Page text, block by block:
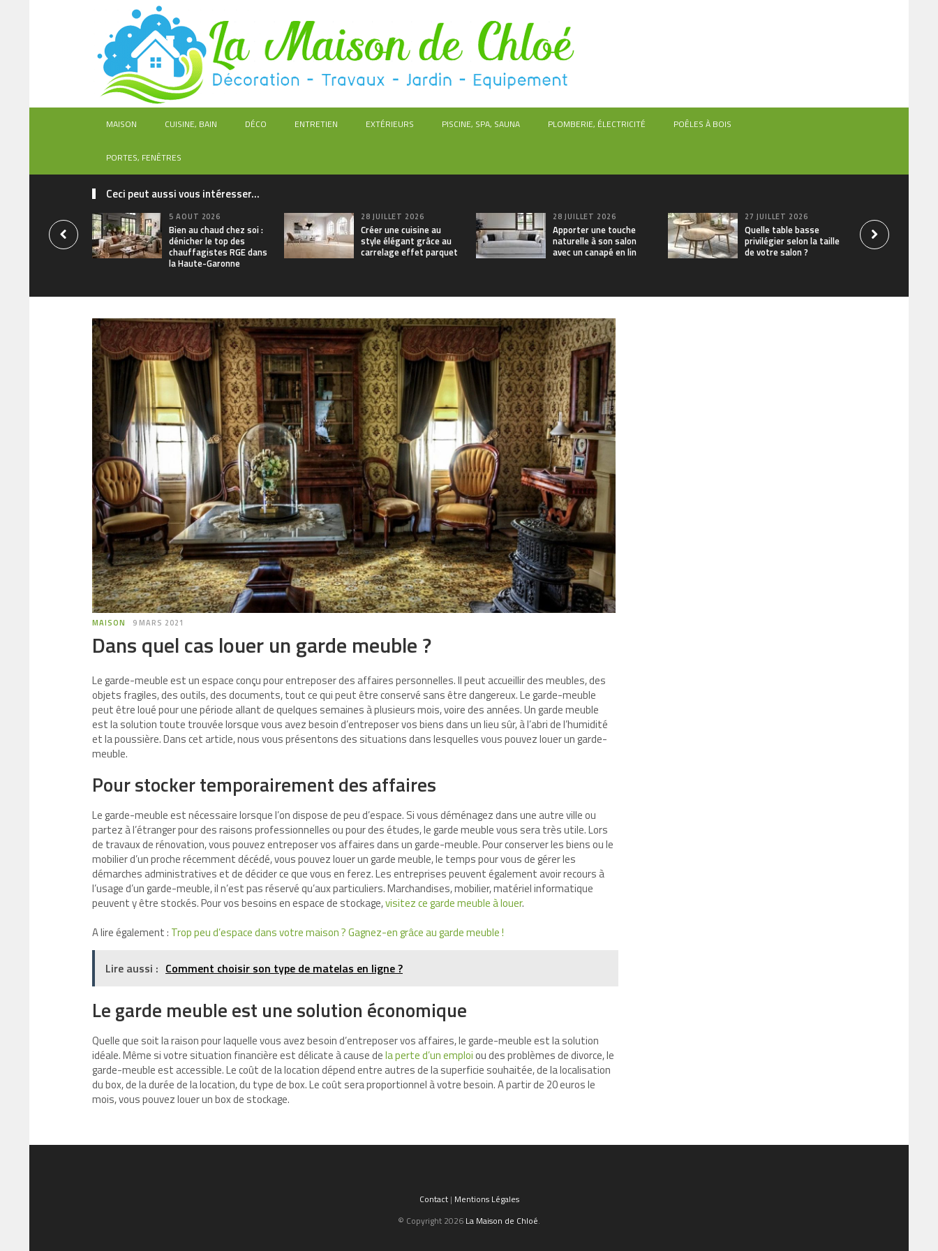
MAISON CUISINE, BAIN DÉCO ENTRETIEN EXTÉRIEURS PISCINE, SPA, SAUNA PLOMBERIE, ÉLECTRICITÉ POÊLES À BOIS
PORTES, FENÊTRES
Ceci peut aussi vous intéresser...
5 AOÛT 2026
Bien au chaud chez soi :
dénicher le top des
chauffagistes RGE dans
la Haute-Garonne
28 JUILLET 2026
Créer une cuisine au
style élégant grâce au
carrelage effet parquet
28 JUILLET 2026
Apporter une touche
naturelle à son salon
avec un canapé en lin
27 JUILLET 2026
Quelle table basse
privilégier selon la taille
de votre salon ?
MAISON 9 MARS 2021
Dans quel cas louer un garde meuble ?
Le garde-meuble est un espace conçu pour entreposer des affaires personnelles. Il peut accueillir des meubles, des
objets fragiles, des outils, des documents, tout ce qui peut être conservé sans être dangereux. Le garde-meuble
peut être loué pour une période allant de quelques semaines à plusieurs mois, voire des années. Un garde meuble
est la solution toute trouvée lorsque vous avez besoin d’entreposer vos biens dans un lieu sûr, à l’abri de l’humidité
et la poussière. Dans cet article, nous vous présentons des situations dans lesquelles vous pouvez louer un garde-
meuble.
Pour stocker temporairement des affaires
Le garde-meuble est nécessaire lorsque l’on dispose de peu d’espace. Si vous déménagez dans une autre ville ou
partez à l’étranger pour des raisons professionnelles ou pour des études, le garde meuble vous sera très utile. Lors
de travaux de rénovation, vous pouvez entreposer vos affaires dans un garde-meuble. Pour conserver les biens ou le
mobilier d’un proche récemment décédé, vous pouvez louer un garde meuble, le temps pour vous de gérer les
démarches administratives et de décider ce que vous en ferez. Les entreprises peuvent également avoir recours à
l’usage d’un garde-meuble, il n’est pas réservé qu’aux particuliers. Marchandises, mobilier, matériel informatique
peuvent y être stockés. Pour vos besoins en espace de stockage,visitez ce garde meuble à louer.
A lire également : Trop peu d’espace dans votre maison ? Gagnez-en grâce au garde meuble !
Lire aussi : Comment choisir son type de matelas en ligne ?
Le garde meuble est une solution économique
Quelle que soit la raison pour laquelle vous avez besoin d’entreposer vos affaires, le garde-meuble est la solution
idéale. Même si votre situation financière est délicate à cause dela perte d’un emploiou des problèmes de divorce, le
garde-meuble est accessible. Le coût de la location dépend entre autres de la superficie souhaitée, de la localisation
du box, de la durée de la location, du type de box. Le coût sera proportionnel à votre besoin. A partir de 20 euros le
mois, vous pouvez louer un box de stockage.
Contact| Mentions Légales
© Copyright 2026 La Maison de Chloé.